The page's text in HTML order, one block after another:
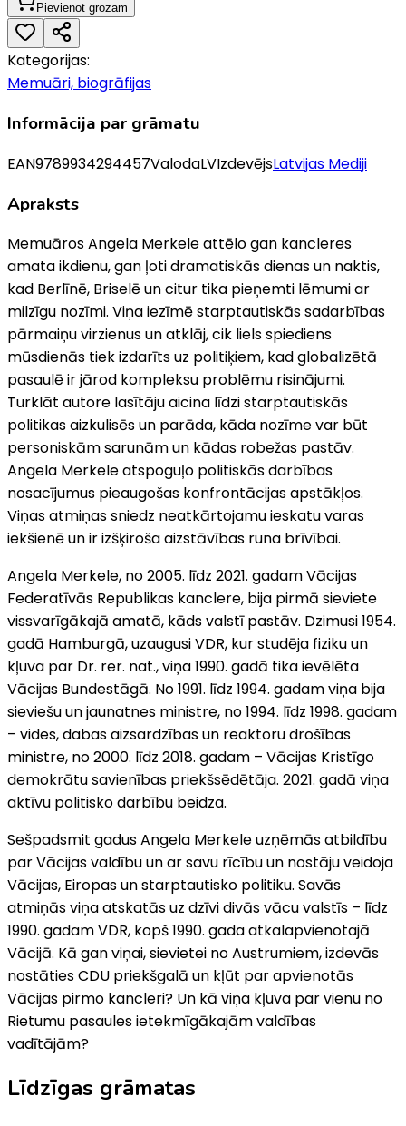
Pievienot grozam
Kategorijas:
Memuāri, biogrāfijas
Informācija par grāmatu
EAN9789934294457ValodaLVIzdevējsLatvijas Mediji
Apraksts
Memuāros Angela Merkele attēlo gan kancleres
amata ikdienu, gan ļoti dramatiskās dienas un naktis,
kad Berlīnē, Briselē un citur tika pieņemti lēmumi ar
milzīgu nozīmi. Viņa iezīmē starptautiskās sadarbības
pārmaiņu virzienus un atklāj, cik liels spiediens
mūsdienās tiek izdarīts uz politiķiem, kad globalizētā
pasaulē ir jārod kompleksu problēmu risinājumi.
Turklāt autore lasītāju aicina līdzi starptautiskās
politikas aizkulisēs un parāda, kāda nozīme var būt
personiskām sarunām un kādas robežas pastāv.
Angela Merkele atspoguļo politiskās darbības
nosacījumus pieaugošas konfrontācijas apstākļos.
Viņas atmiņas sniedz neatkārtojamu ieskatu varas
iekšienē un ir izšķiroša aizstāvības runa brīvībai.
Angela Merkele, no 2005. līdz 2021. gadam Vācijas
Federatīvās Republikas kanclere, bija pirmā sieviete
vissvarīgākajā amatā, kāds valstī pastāv. Dzimusi 1954.
gadā Hamburgā, uzaugusi VDR, kur studēja fiziku un
kļuva par Dr. rer. nat., viņa 1990. gadā tika ievēlēta
Vācijas Bundestāgā. No 1991. līdz 1994. gadam viņa bija
sieviešu un jaunatnes ministre, no 1994. līdz 1998. gadam
– vides, dabas aizsardzības un reaktoru drošības
ministre, no 2000. līdz 2018. gadam – Vācijas Kristīgo
demokrātu savienības priekšsēdētāja. 2021. gadā viņa
aktīvu politisko darbību beidza.
Sešpadsmit gadus Angela Merkele uzņēmās atbildību
par Vācijas valdību un ar savu rīcību un nostāju veidoja
Vācijas, Eiropas un starptautisko politiku. Savās
atmiņās viņa atskatās uz dzīvi divās vācu valstīs – līdz
1990. gadam VDR, kopš 1990. gada atkalapvienotajā
Vācijā. Kā gan viņai, sievietei no Austrumiem, izdevās
nostāties CDU priekšgalā un kļūt par apvienotās
Vācijas pirmo kancleri? Un kā viņa kļuva par vienu no
Rietumu pasaules ietekmīgākajām valdības
vadītājām?
Līdzīgas grāmatas